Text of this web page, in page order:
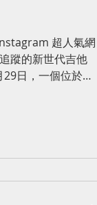
超人氣網
蹤的新世代吉他
日，一個位於巴